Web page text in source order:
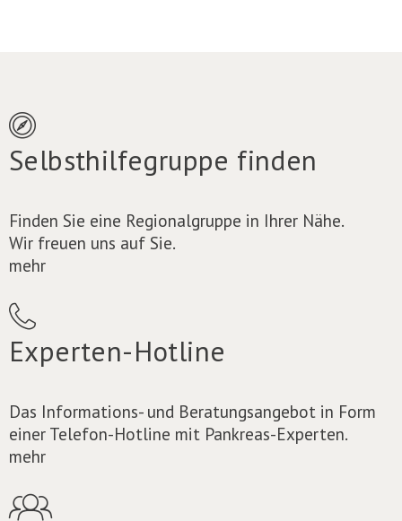
Selbsthilfegruppe finden
Finden Sie eine Regionalgruppe in Ihrer Nähe.
Wir freuen uns auf Sie.
mehr
Experten-Hotline
Das Informations- und Beratungsangebot in Form
einer Telefon-Hotline mit Pankreas-Experten.
mehr